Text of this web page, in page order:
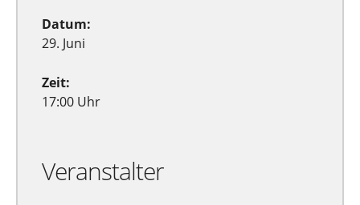
Datum:
29. Juni
Zeit:
17:00 Uhr
Veranstalter